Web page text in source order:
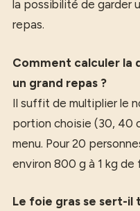
la possibilité de garder
repas.
Comment calculer la
un grand repas ?
Il suffit de multiplier le
portion choisie (30, 40
menu. Pour 20
environ 800 g à 1 kg de
Le foie gras se sert-il